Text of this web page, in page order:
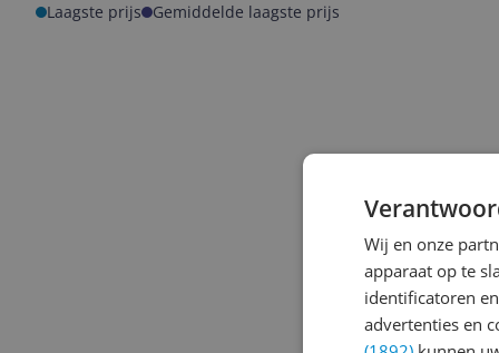
Laagste prijs Gemiddelde laagste prijs
Wij en onze
apparaat op te
identificatoren
advertenties en